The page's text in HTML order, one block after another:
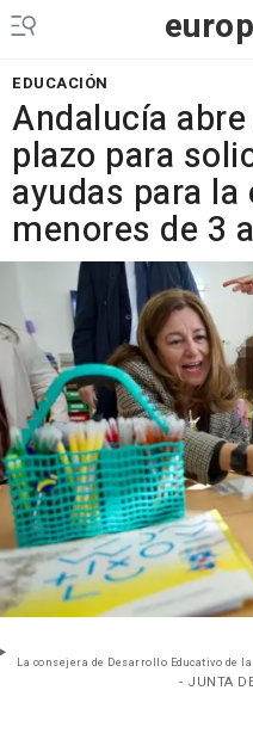
EDUCACIÓN
Andalucía
plazo para
ayudas para
menores de 3
La consejera de Desarrollo Educativo de
- JUNTA